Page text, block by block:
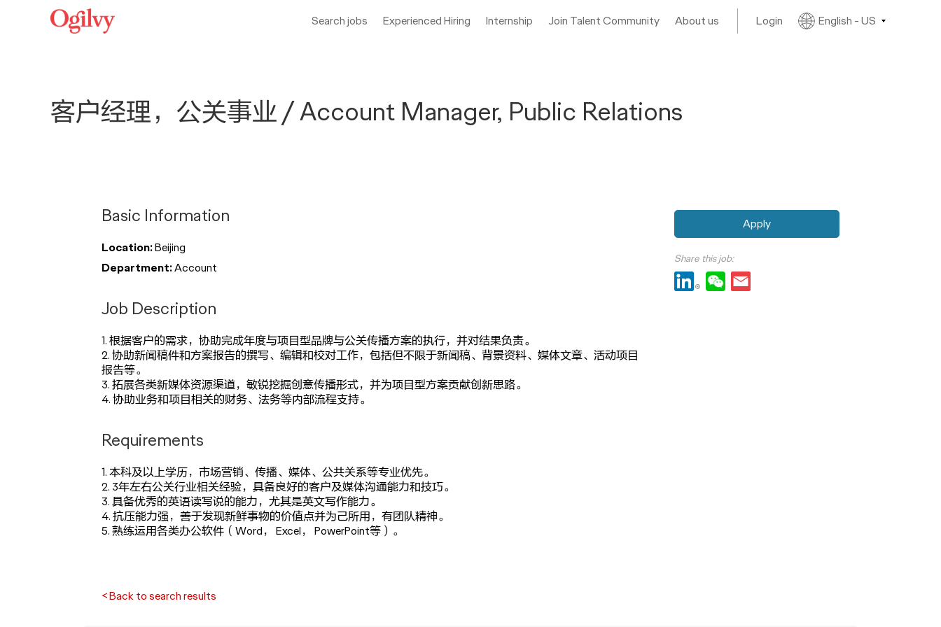
Search jobs Experienced Hiring Internship Join Talent Community About us Login English - US
客户经理，公关事业 / Account Manager, Public Relations
Basic Information
Location:Beijing
Department:Account
Job Description
1. 根据客户的需求，协助完成年度与项目型品牌与公关传播方案的执行，并对结果负责。
2. 协助新闻稿件和方案报告的撰写、编辑和校对工作，包括但不限于新闻稿、背景资料、媒体文章、活动项目
报告等。
3. 拓展各类新媒体资源渠道，敏锐挖掘创意传播形式，并为项目型方案贡献创新思路。
4. 协助业务和项目相关的财务、法务等内部流程支持。
Requirements
1. 本科及以上学历，市场营销、传播、媒体、公共关系等专业优先。
2. 3年左右公关行业相关经验，具备良好的客户及媒体沟通能力和技巧。
3. 具备优秀的英语读写说的能力，尤其是英文写作能力。
4. 抗压能力强，善于发现新鲜事物的价值点并为己所用，有团队精神。
5. 熟练运用各类办公软件（Word， Excel， PowerPoint等）。
Apply
Share this job:
< Back to search results